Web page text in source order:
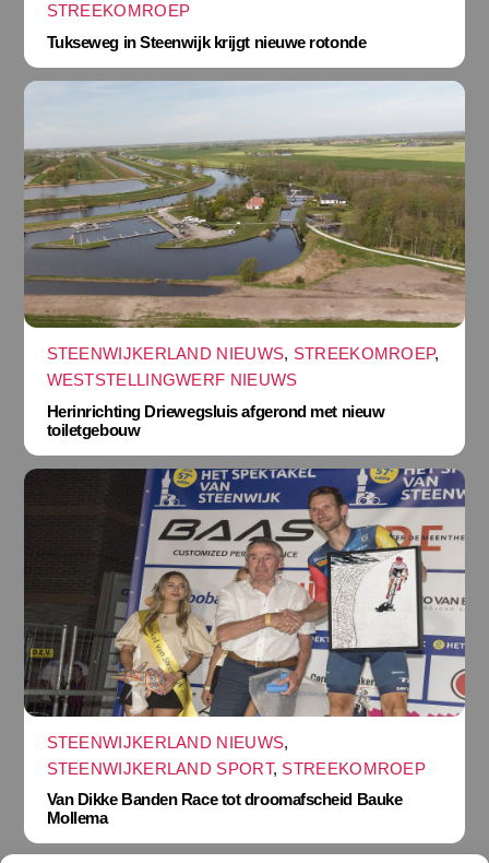
STREEKOMROEP
Tukseweg in Steenwijk krijgt nieuwe rotonde
STEENWIJKERLAND NIEUWS, STREEKOMROEP,
WESTSTELLINGWERF NIEUWS
Herinrichting Driewegsluis afgerond met nieuw
toiletgebouw
STEENWIJKERLAND NIEUWS,
STEENWIJKERLAND SPORT, STREEKOMROEP
Van Dikke Banden Race tot droomafscheid Bauke
Mollema